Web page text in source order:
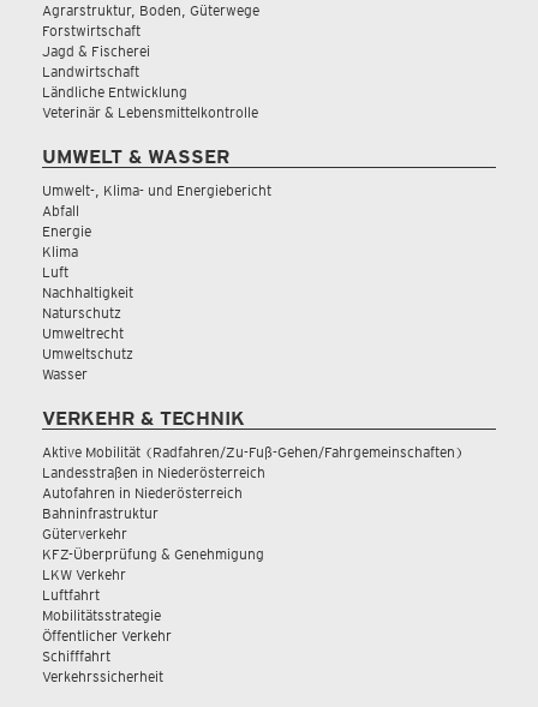
Agrarstruktur, Boden, Güterwege
Forstwirtschaft
Jagd & Fischerei
Landwirtschaft
Ländliche Entwicklung
Veterinär & Lebensmittelkontrolle
UMWELT & WASSER
Umwelt-, Klima- und Energiebericht
Abfall
Energie
Klima
Luft
Nachhaltigkeit
Naturschutz
Umweltrecht
Umweltschutz
Wasser
VERKEHR & TECHNIK
Aktive Mobilität (Radfahren/Zu-Fuß-Gehen/Fahrgemeinschaften)
Landesstraßen in Niederösterreich
Autofahren in Niederösterreich
Bahninfrastruktur
Güterverkehr
KFZ-Überprüfung & Genehmigung
LKW Verkehr
Luftfahrt
Mobilitätsstrategie
Öffentlicher Verkehr
Schifffahrt
Verkehrssicherheit